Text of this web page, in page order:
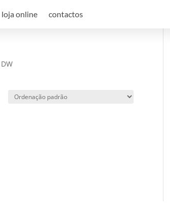
loja online contactos